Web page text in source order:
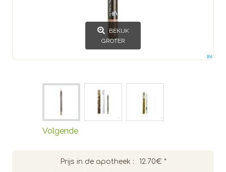
BEKIJK
GROTER
Volgende
Prijs in de apotheek : 12.70€ *